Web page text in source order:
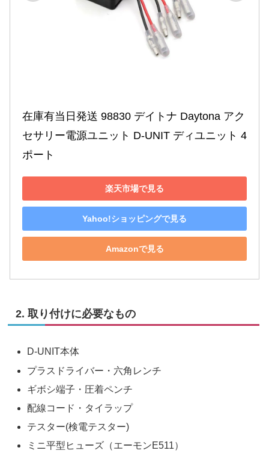
在庫有当日発送 98830 デイトナ Daytona アク
セサリー電源ユニット D-UNIT ディユニット 4
ポート
楽天市場で見る
Yahoo!ショッピングで見る
Amazonで見る
2. 取り付けに必要なもの
D-UNIT本体
プラスドライバー・六角レンチ
ギボシ端子・圧着ペンチ
配線コード・タイラップ
テスター(検電テスター)
ミニ平型ヒューズ（エーモンE511）